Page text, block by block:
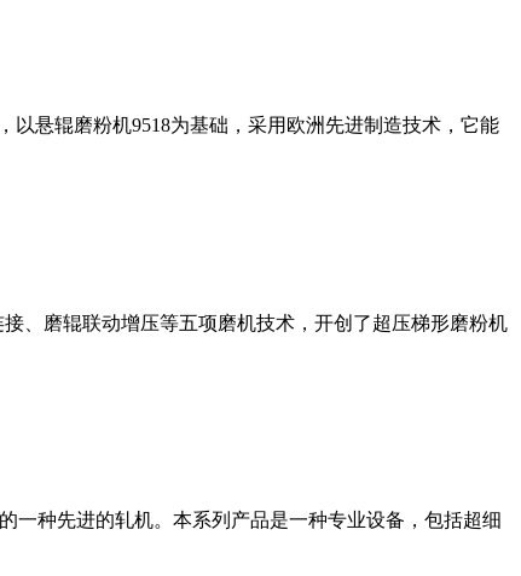
悬辊磨粉机9518为基础，采用欧洲先进制造技术，它能
、磨辊联动增压等五项磨机技术，开创了超压梯形磨粉机
一种先进的轧机。本系列产品是一种专业设备，包括超细